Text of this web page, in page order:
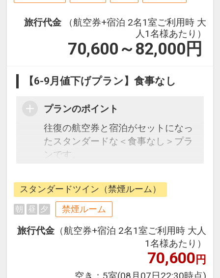
旅行代金
（航空券+宿泊 2名1室ご利用時 大
人1名様あたり）
70,600～82,000 円
【6-9月値下げプラン】食事なし
プランのポイント
往復の航空券と宿泊がセットになっ
たスタンダードな＜食事なし＞プラ
ンです。
できるダイナミックパッケージだか
ら、一都市滞在はもちろん周遊旅行
にも最適！
旅行期間中の1泊だけの宿泊や延
泊・飛び泊なども自由自在です。
フライトは、安心のJAL（または
JALグループ）確約！フライトマイ
ル50%貯まります。
スタンダードツイン（禁煙ルーム）
朝 昼 夕 禁煙ルーム
旅行代金 （航空券+宿泊 2名1室ご利用時 大人
1名様あたり）
70,600円
空き： 5室(08月07日22:30時点)